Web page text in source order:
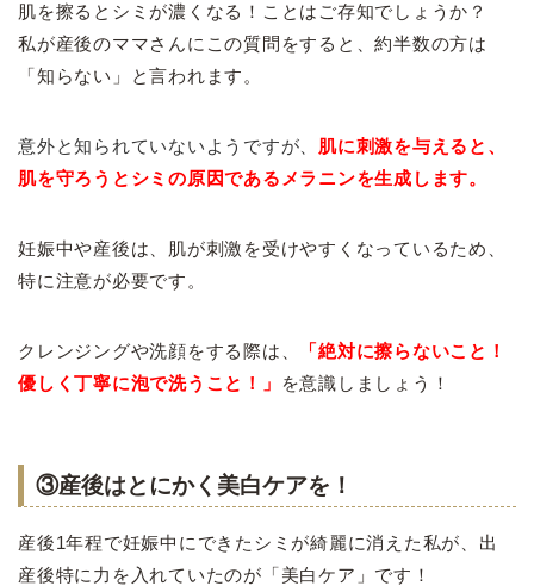
肌を擦るとシミが濃くなる！ことはご存知でしょうか？
私が産後のママさんにこの質問をすると、約半数の方は
「知らない」と言われます。
意外と知られていないようですが、 肌に刺激を与えると、
肌を守ろうとシミの原因であるメラニンを生成します。
妊娠中や産後は、肌が刺激を受けやすくなっているため、
特に注意が必要です。
クレンジングや洗顔をする際は、
「絶対に擦らないこと！
優しく丁寧に泡で洗うこと！」
を意識しましょう！
③産後はとにかく美白ケアを！
産後1年程で妊娠中にできたシミが綺麗に消えた私が、出
産後特に力を入れていたのが「美白ケア」です！